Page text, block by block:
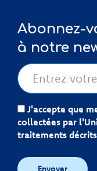
Abonnez-
à notre
J'accepte que
collectées par
traitements décrits
Envoyer